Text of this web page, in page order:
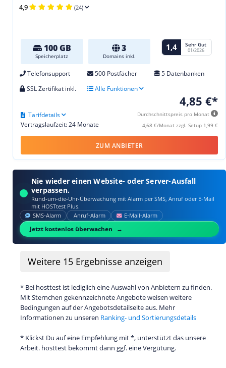
4,9 (24)
100 GB
Speicherplatz
3
Domains inkl.
1,4 Sehr Gut
01/2026
Telefonsupport 500 Postfächer
5 Datenbanken
SSL Zertifikat inkl.
Alle Funktionen
4,85 €*
Durchschnittspreis pro Monat
4,68 €/Monat zzgl. Setup 1,99 €
Vertragslaufzeit: 24 Monate
Tarifdetails
ZUM ANBIETER
Nie wieder einen Website- oder Server-Ausfall
verpassen.
Rund-um-die-Uhr-Überwachung mit Alarm per SMS, Anruf oder E‑Mail
mit HOSTtest Plus.
SMS‑Alarm Anruf‑Alarm E‑Mail‑Alarm
Jetzt kostenlos überwachen
Weitere 15 Ergebnisse anzeigen
* Bei hosttest ist lediglich eine Auswahl von Anbietern zu finden.
Mit Sternchen gekennzeichnete Angebote weisen weitere
Bedingungen auf der Angebotsdetailseite aus. Mehr
Informationen zu unseren Ranking- und Sortierungsdetails
* Klickst Du auf eine Empfehlung mit *, unterstützt das unsere
Arbeit. hosttest bekommt dann ggf. eine Vergütung.